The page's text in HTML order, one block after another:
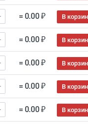
= 0.00 ₽ В
= 0.00 ₽ В
= 0.00 ₽ В
= 0.00 ₽ В
= 0.00 ₽ В